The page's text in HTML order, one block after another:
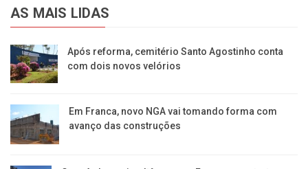
AS MAIS LIDAS
Após reforma, cemitério Santo Agostinho conta
com dois novos velórios
Em Franca, novo NGA vai tomando forma com
avanço das construções